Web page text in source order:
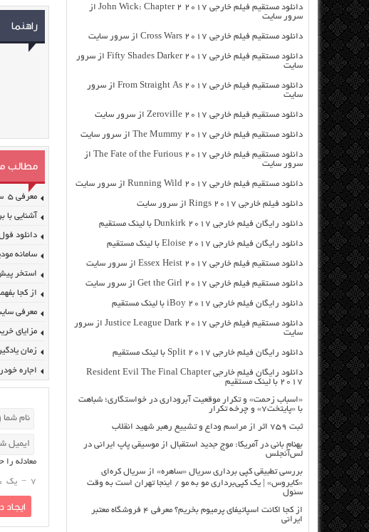
راهنما
مطالب
معرفی ۵ سایت آموزش تخصصی شبکه ، لینوکس و امنیت
آشنایی
دانلود فول
سامانه
استخر
از کجا
معرفی
مزایای
زمان
اجاره
معادله را
7
− یک
دانلود مستقیم فیلم خارجی John Wick: Chapter 2 2017 از
سرور سایت
دانلود مستقیم فیلم خارجی Cross Wars 2017 از سرور سایت
دانلود مستقیم فیلم خارجی Fifty Shades Darker 2017 از سرور
سایت
دانلود مستقیم فیلم خارجی From Straight As 2017 از سرور
سایت
دانلود مستقیم فیلم خارجی Zeroville 2017 از سرور سایت
دانلود مستقیم فیلم خارجی The Mummy 2017 از سرور سایت
دانلود مستقیم فیلم خارجی The Fate of the Furious 2017 از
سرور سایت
دانلود مستقیم فیلم خارجی Running Wild 2017 از سرور سایت
دانلود فیلم خارجی Rings 2017 از سرور سایت
دانلود رایگان فیلم خارجی Dunkirk 2017 با لینک مستقیم
دانلود رایگان فیلم خارجی Eloise 2017 با لینک مستقیم
دانلود مستقیم فیلم خارجی Essex Heist 2017 از سرور سایت
دانلود مستقیم فیلم خارجی Get the Girl 2017 از سرور سایت
دانلود رایگان فیلم خارجی iBoy 2017 با لینک مستقیم
دانلود مستقیم فیلم خارجی Justice League Dark 2017 از سرور
سایت
دانلود رایگان فیلم خارجی Split 2017 با لینک مستقیم
دانلود رایگان فیلم خارجی Resident Evil The Final Chapter
2017 با لینک مستقیم
«اسباب زحمت» و تکرار موقعیت آبروداری در خواستگاری؛ شباهت
با «پایتخت۷» و چرخه تکرار
ثبت ۷۵۹ اثر از مراسم وداع و تشییع رهبر شهید انقلاب
بهنام بانی در آمریکا: موج جدید استقبال از موسیقی پاپ ایرانی در
لس‌آنجلس
بررسی تطبیقی کپی برداری سریال «ساهره» از سریال کره‌ای
«کایروس» | یک کپی‌برداری مو به مو / اینجا تهران است به وقت
سئول
از کجا اکانت اسپاتیفای پرمیوم بخریم؟ معرفی ۴ فروشگاه معتبر
ایرانی